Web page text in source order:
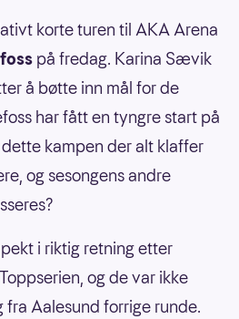
korte turen til AKA Arena
på fredag. Karina Sævik
å bøtte inn mål for de
har fått en tyngre start på
kampen der alt klaffer
og sesongens andre
i riktig retning etter
og de var ikke
fra Aalesund forrige runde.